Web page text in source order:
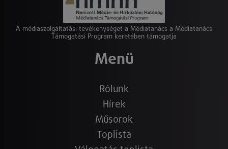
A médiaszolgáltatási tevékenységet a Médiatanács a Médiatanács
Támogatási Program keretében támogatja
Menü
Rólunk
Hírek
Műsorok
Toplista